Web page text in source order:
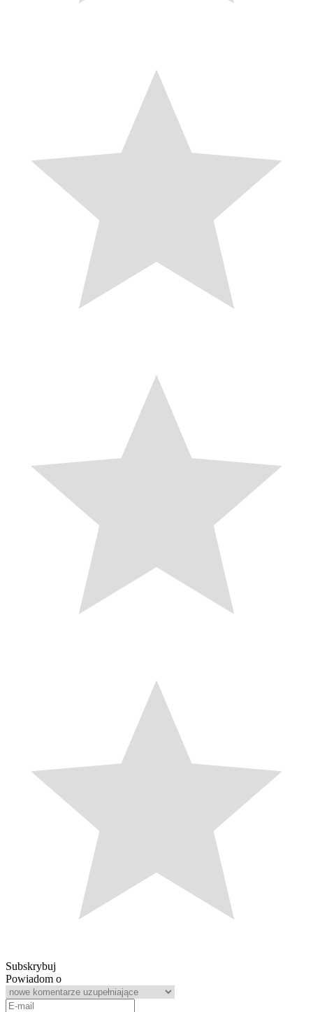
Subskrybuj
Powiadom o